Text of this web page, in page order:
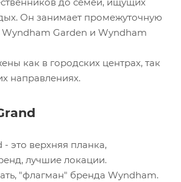
Он занимает промежуточную
Garden и Wyndham
как в городских центрах, так
направлениях.
это верхняя планка,
лучшие локации.
"флагман" бренда Wyndham.